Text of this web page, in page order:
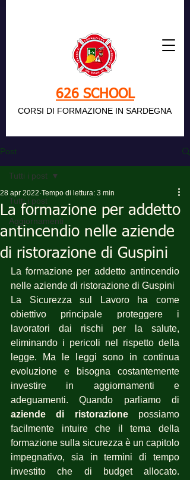
626 SCHOOL
CORSI DI FORMAZIONE IN SARDEGNA
Post
Tutti i post
Aggiornamenti
Tutti i post
La formazione per addetto
antincendio nelle aziende
di ristorazione di Guspini
28 apr 2022 Tempo di lettura: 3 min
La formazione per addetto antincendio
nelle aziende di ristorazione di Guspini
La Sicurezza sul Lavoro ha come
obiettivo principale proteggere i
lavoratori dai rischi per la salute,
eliminando i pericoli nel rispetto della
legge. Ma le leggi sono in continua
evoluzione e bisogna costantemente
investire in aggiornamenti e
aziende di ristorazione possiamo
facilmente intuire che il tema della
formazione sulla sicurezza è un capitolo
impegnativo, sia in termini di tempo
investito che di budget allocato.